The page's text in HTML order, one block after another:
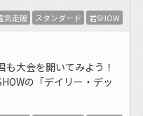
気走破 スタンダード 岩SHOW
大会を開いてみよう！
の「デイリー・デッ